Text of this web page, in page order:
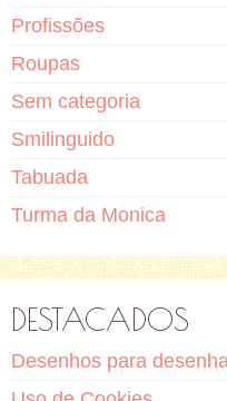
Profissões
Roupas
Sem categoria
Smilinguido
Tabuada
Turma da Monica
DESTACADOS
Desenhos para